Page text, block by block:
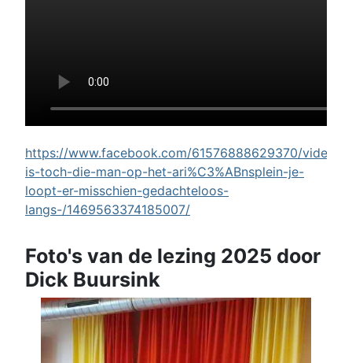
https://www.facebook.com/61576888629370/videos/
is-toch-die-man-op-het-ari%C3%ABnsplein-je-
loopt-er-misschien-gedachteloos-
langs-/1469563374185007/
Foto's van de lezing 2025 door
Dick Buursink